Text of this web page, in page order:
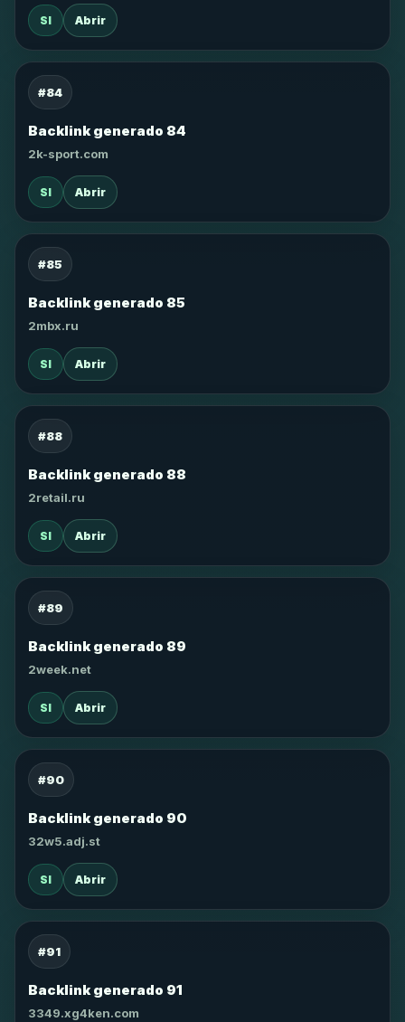
SI Abrir
#84
Backlink generado 84
2k-sport.com
SI Abrir
#85
Backlink generado 85
2mbx.ru
SI Abrir
#88
Backlink generado 88
2retail.ru
SI Abrir
#89
Backlink generado 89
2week.net
SI Abrir
#90
Backlink generado 90
32w5.adj.st
SI Abrir
#91
Backlink generado 91
3349.xg4ken.com